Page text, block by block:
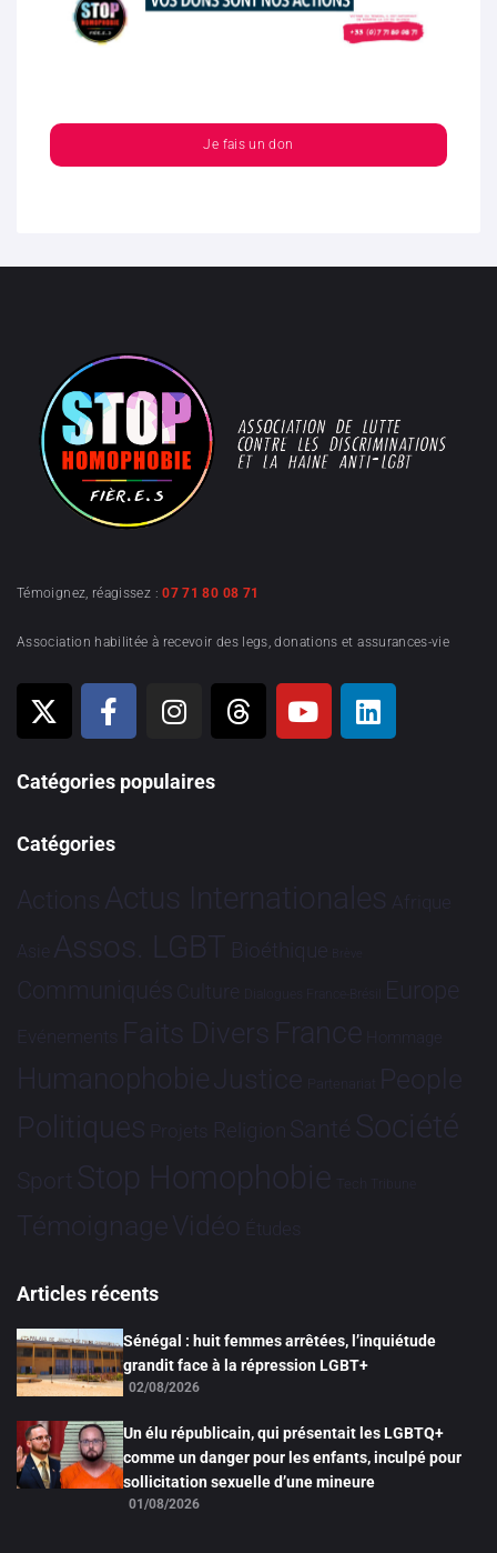
Je fais un don
Témoignez, réagissez :07 71 80 08 71
Association habilitée à recevoir des legs, donations et assurances-vie
Catégories populaires
Catégories
Actions Actus Internationales Afrique
Asie Assos. LGBT Bioéthique Brève
Communiqués Culture Dialogues France-Brésil Europe
Evénements Faits Divers France Hommage
HumanophobieJustice Partenariat People
Politiques Projets Religion Santé Société
Sport Stop Homophobie Tech Tribune
TémoignageVidéo Études
Articles récents
Sénégal : huit femmes arrêtées, l’inquiétude
grandit face à la répression LGBT+
02/08/2026
Un élu républicain, qui présentait les LGBTQ+
comme un danger pour les enfants, inculpé pour
sollicitation sexuelle d’une mineure
01/08/2026